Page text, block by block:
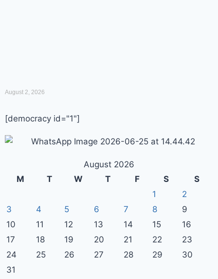
August 2, 2026
[democracy id="1"]
August 2026
M
T W T F S
S
1
2
3
4 5 6 7 8
9
10
11 12 13 14 15
16
17
18 19 20 21 22
23
24
25 26 27 28 29
30
31